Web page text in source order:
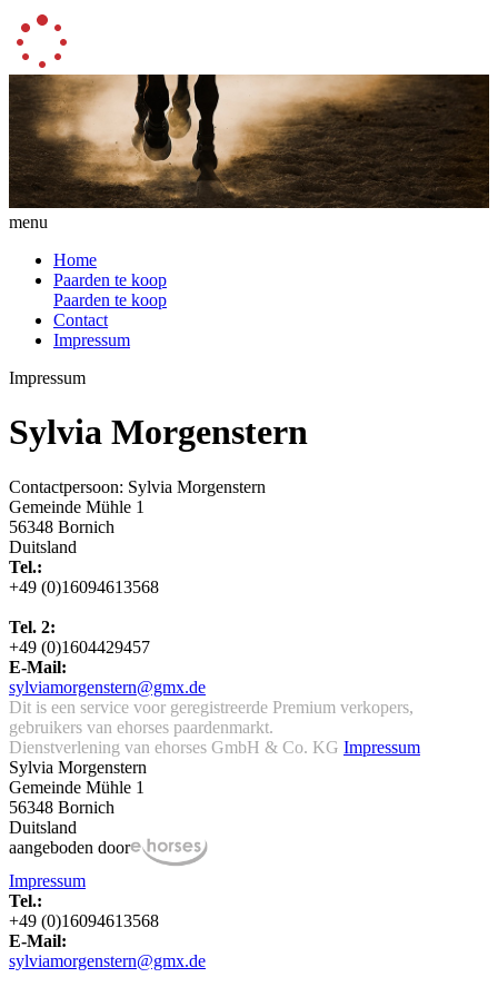
menu
Home
Paarden te koop
Paarden te koop
Contact
Impressum
Impressum
Sylvia Morgenstern
Contactpersoon: Sylvia Morgenstern
Gemeinde Mühle 1
56348 Bornich
Duitsland
Tel.:
+49 (0)16094613568
Tel. 2:
+49 (0)1604429457
E-Mail:
sylviamorgenstern@gmx.de
Dit is een service voor geregistreerde Premium verkopers,
gebruikers van ehorses paardenmarkt.
Dienstverlening van ehorses GmbH & Co. KG Impressum
Sylvia Morgenstern
Gemeinde Mühle 1
56348 Bornich
Duitsland
aangeboden door
Impressum
Tel.:
+49 (0)16094613568
E-Mail:
sylviamorgenstern@gmx.de